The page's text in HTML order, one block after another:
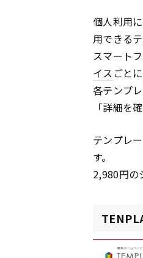
個人利用
用できる
スマート
イスごとに
各テンプ
「詳細を
テンプレ
す。
2,980円の